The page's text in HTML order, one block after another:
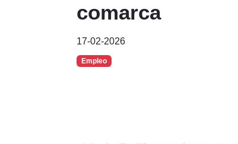
comarca
17-02-2026
Empleo